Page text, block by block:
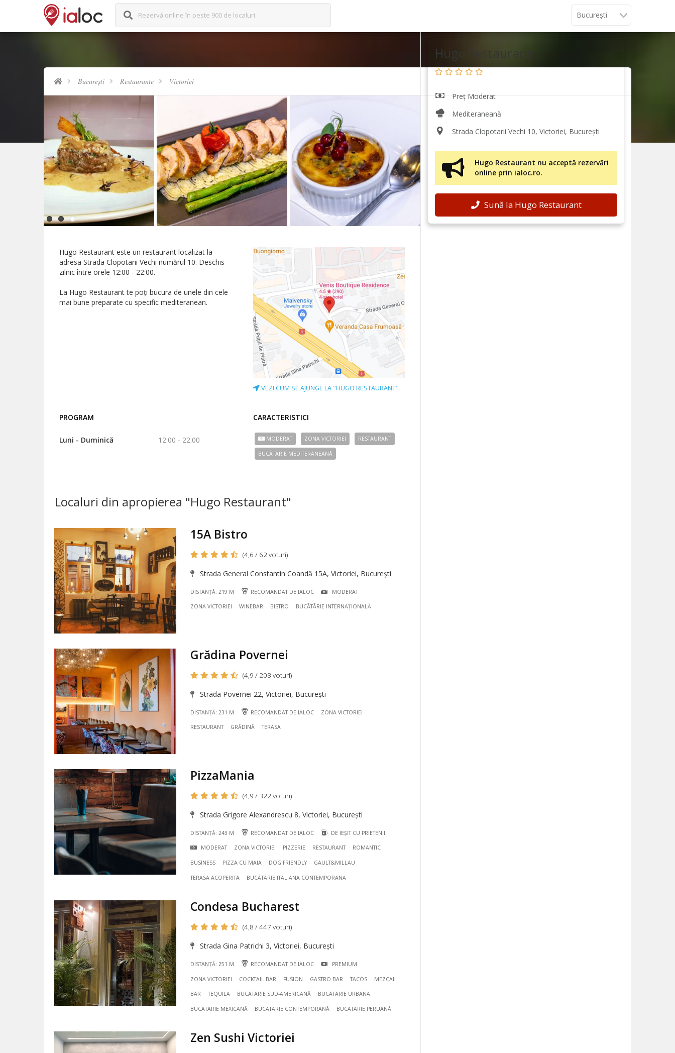
Rezervă online în peste 900 de localuri
București Restaurante Victoriei
Hugo Restaurant
Preț Moderat
Mediteraneană
Strada Clopotarii Vechi 10, Victoriei, București
Hugo Restaurant nu acceptă rezervări
online prin ialoc.ro.
Sună la Hugo Restaurant
Hugo Restaurant este un restaurant localizat la
adresa Strada Clopotarii Vechi numărul 10. Deschis
zilnic între orele 12:00 - 22:00.
La Hugo Restaurant te poți bucura de unele din cele
mai bune preparate cu specific mediteranean.
VEZI CUM SE AJUNGE LA "HUGO RESTAURANT"
PROGRAM
Luni - Duminică 12:00 - 22:00
CARACTERISTICI
MODERAT ZONA VICTORIEI RESTAURANT
BUCÃTÃRIE MEDITERANEANĂ
Localuri din apropierea "Hugo Restaurant"
15A Bistro
(4,6 / 62 voturi)
Strada General Constantin Coandă 15A, Victoriei, București
DISTANȚĂ: 219 M RECOMANDAT DE IALOC MODERAT
ZONA VICTORIEI WINEBAR BISTRO BUCÃTÃRIE INTERNAȚIONALĂ
Grădina Povernei
(4,9 / 208 voturi)
Strada Povernei 22, Victoriei, București
DISTANȚĂ: 231 M RECOMANDAT DE IALOC ZONA VICTORIEI
RESTAURANT GRĂDINĂ TERASA
PizzaMania
(4,9 / 322 voturi)
Strada Grigore Alexandrescu 8, Victoriei, București
DISTANȚĂ: 243 M RECOMANDAT DE IALOC DE IEȘIT CU PRIETENII
MODERAT ZONA VICTORIEI PIZZERIE RESTAURANT ROMANTIC
BUSINESS PIZZA CU MAIA DOG FRIENDLY GAULT&MILLAU
TERASA ACOPERITA BUCÃTÃRIE ITALIANA CONTEMPORANA
Condesa Bucharest
(4,8 / 447 voturi)
Strada Gina Patrichi 3, Victoriei, București
DISTANȚĂ: 251 M RECOMANDAT DE IALOC PREMIUM
ZONA VICTORIEI COCKTAIL BAR FUSION GASTRO BAR TACOS MEZCAL
BAR TEQUILA BUCÃTÃRIE SUD-AMERICANĂ BUCÃTÃRIE URBANA
BUCÃTÃRIE MEXICANĂ BUCÃTÃRIE CONTEMPORANĂ BUCÃTÃRIE PERUANĂ
Zen Sushi Victoriei